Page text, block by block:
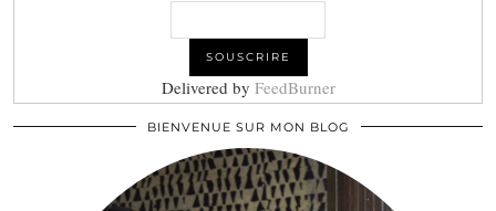
Delivered by FeedBurner
BIENVENUE SUR MON BLOG